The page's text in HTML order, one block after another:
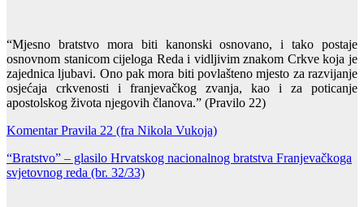
“Mjesno bratstvo mora biti kanonski osnovano, i tako postaje
osnovnom stanicom cijeloga Reda i vidljivim znakom Crkve koja je
zajednica ljubavi. Ono pak mora biti povlašteno mjesto za razvijanje
osjećaja crkvenosti i franjevačkog zvanja, kao i za poticanje
apostolskog života njegovih članova.” (Pravilo 22)
Komentar Pravila 22 (fra Nikola Vukoja)
“Bratstvo” – glasilo Hrvatskog nacionalnog bratstva Franjevačkoga
svjetovnog reda (br. 32/33)